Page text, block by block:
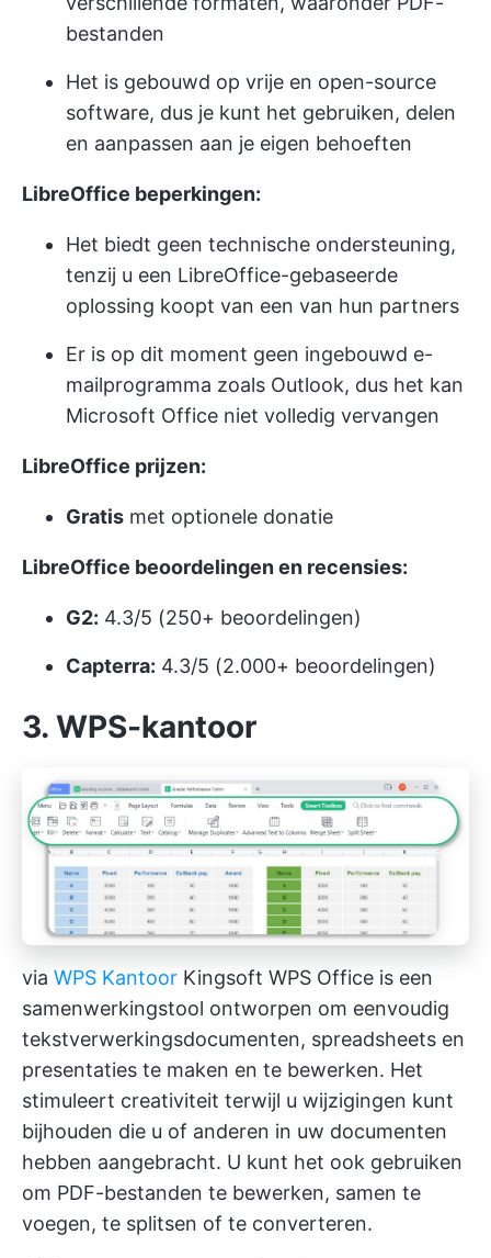
bestanden
Het is gebouwd op vrije en open-source
software, dus je kunt het gebruiken, delen
en aanpassen aan je eigen behoeften
LibreOffice beperkingen:
Het biedt geen technische ondersteuning,
tenzij u een LibreOffice-gebaseerde
oplossing koopt van een van hun partners
Er is op dit moment geen ingebouwd e-
mailprogramma zoals Outlook, dus het kan
Microsoft Office niet volledig vervangen
LibreOffice prijzen:
Gratis met optionele donatie
LibreOffice beoordelingen en recensies:
G2: 4.3/5 (250+ beoordelingen)
Capterra: 4.3/5 (2.000+ beoordelingen)
3. WPS-kantoor
via WPS Kantoor Kingsoft WPS Office is een
samenwerkingstool ontworpen om eenvoudig
tekstverwerkingsdocumenten, spreadsheets en
presentaties te maken en te bewerken. Het
stimuleert creativiteit terwijl u wijzigingen kunt
bijhouden die u of anderen in uw documenten
hebben aangebracht. U kunt het ook gebruiken
om PDF-bestanden te bewerken, samen te
voegen, te splitsen of te converteren.